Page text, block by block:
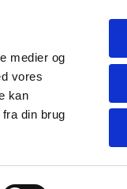
medier og
vores
kan
din brug
Mere...